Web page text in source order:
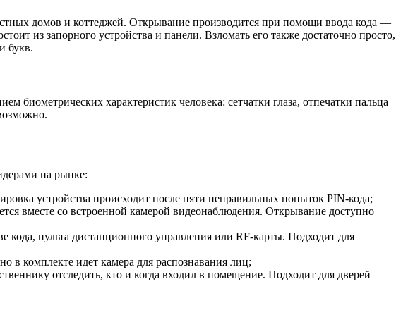
домов и коттеджей. Открывание производится при помощи ввода кода —
из запорного устройства и панели. Взломать его также достаточно просто,
букв.
характеристик человека: сетчатки глаза, отпечатки пальца
на рынке:
устройства происходит после пяти неправильных попыток PIN-кода;
вместе со встроенной камерой видеонаблюдения. Открывание доступно
кода, пульта дистанционного управления или RF-карты. Подходит для
комплекте идет камера для распознавания лиц;
отследить, кто и когда входил в помещение. Подходит для дверей